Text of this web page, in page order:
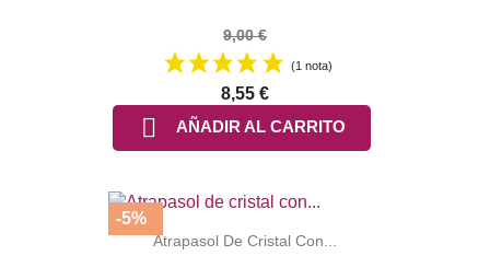
9,00 €
(1 nota)
8,55 €
 AÑADIR AL CARRITO
Atrapasol De Cristal Con...
-5%